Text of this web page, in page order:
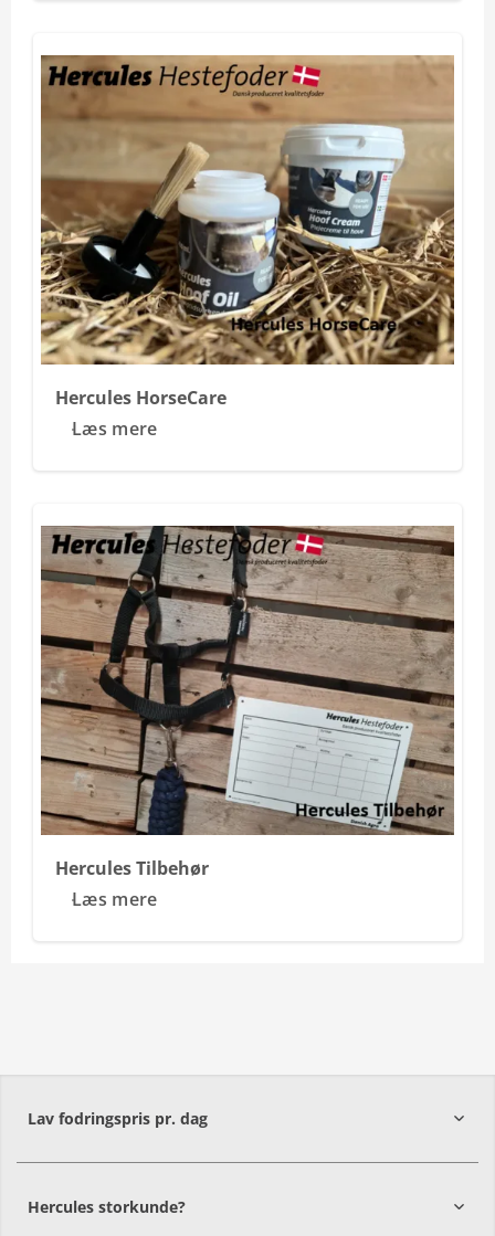
Hercules HorseCare
Læs mere
Hercules Tilbehør
Læs mere
Lav fodringspris pr. dag
Hercules storkunde?